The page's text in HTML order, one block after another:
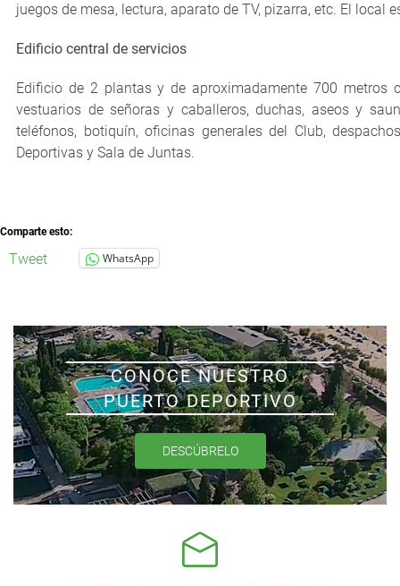
juegos de mesa, lectura, aparato de TV, pizarra, etc. El local
Edificio central de servicios
Edificio de 2 plantas y de aproximadamente 700 metros
vestuarios de señoras y caballeros, duchas, aseos y
teléfonos, botiquín, oficinas generales del Club,
Deportivas y Sala de Juntas.
Comparte esto:
Tweet WhatsApp
CONOCE NUESTRO
PUERTO DEPORTIVO
DESCÚBRELO